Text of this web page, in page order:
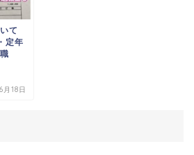
て
定年
月18日